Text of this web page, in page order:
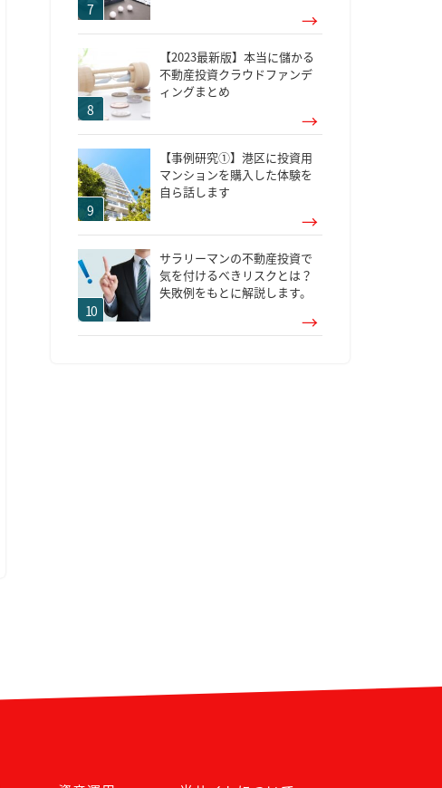
【2023最新版】本当に儲かる
不動産投資クラウドファンデ
ィングまとめ
【事例研究①】港区に投資用
マンションを購入した体験を
自ら話します
サラリーマンの不動産投資で
気を付けるべきリスクとは？
失敗例をもとに解説します。